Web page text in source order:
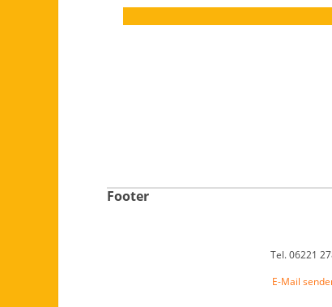
Footer
Tel. 06221
E-Mail